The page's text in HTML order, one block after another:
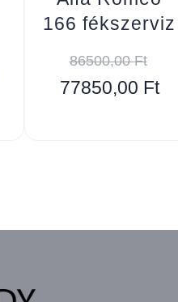
166 fékszerviz
86500,00Ft
77850,00 Ft